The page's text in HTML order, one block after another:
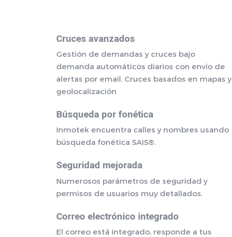
Cruces avanzados
Gestión de demandas y cruces bajo
demanda automáticos diarios con envío de
alertas por email. Cruces basados en mapas y
geolocalización
Búsqueda por fonética
Inmotek encuentra calles y nombres usando
búsqueda fonética SAIS®.
Seguridad mejorada
Numerosos parámetros de seguridad y
permisos de usuarios muy detallados.
Correo electrónico integrado
El correo está integrado, responde a tus